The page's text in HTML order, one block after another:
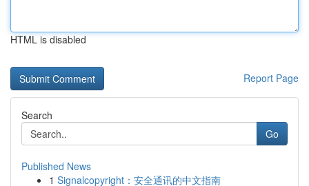
HTML is disabled
Report Page
Search
Go
Published News
1 Signalcopyright：安全通讯的中文指南